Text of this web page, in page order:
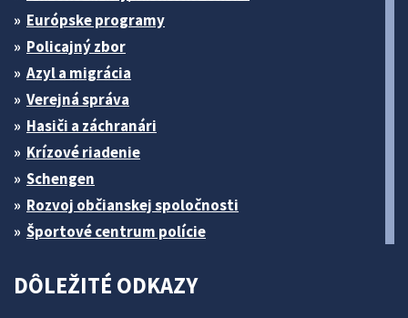
Európske programy
Policajný zbor
Azyl a migrácia
Verejná správa
Hasiči a záchranári
Krízové riadenie
Schengen
Rozvoj občianskej spoločnosti
Športové centrum polície
DÔLEŽITÉ ODKAZY